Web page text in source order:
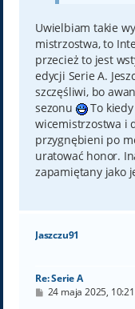
Uwielbiam takie
mistrzostwa, to
przecież to jest
edycji Serie A.
szczęśliwi, bo
sezonu
To
wicemistrzostwa i
przygnębieni po
uratować honor.
zapamiętany jako
Jaszczu91
Re: Serie A
P24 maja 2025, 10:21